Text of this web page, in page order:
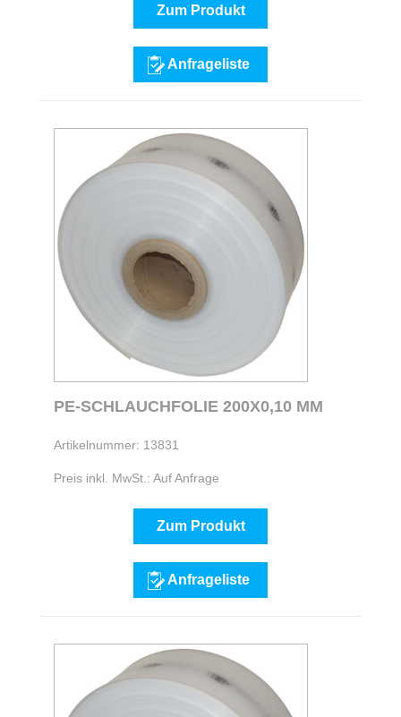
Zum Produkt
Anfrageliste
PE-SCHLAUCHFOLIE 200X0,10 MM
Artikelnummer: 13831
Preis inkl. MwSt.: Auf Anfrage
Zum Produkt
Anfrageliste